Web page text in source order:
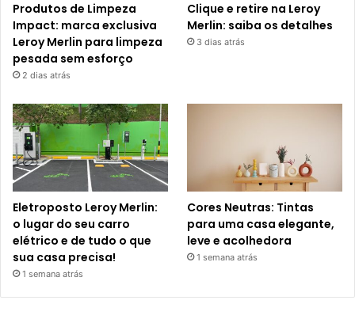
Produtos de Limpeza
Impact: marca exclusiva
Leroy Merlin para limpeza
pesada sem esforço
2 dias atrás
Clique e retire na Leroy
Merlin: saiba os detalhes
3 dias atrás
Eletroposto Leroy Merlin:
o lugar do seu carro
elétrico e de tudo o que
sua casa precisa!
1 semana atrás
Cores Neutras: Tintas
para uma casa elegante,
leve e acolhedora
1 semana atrás